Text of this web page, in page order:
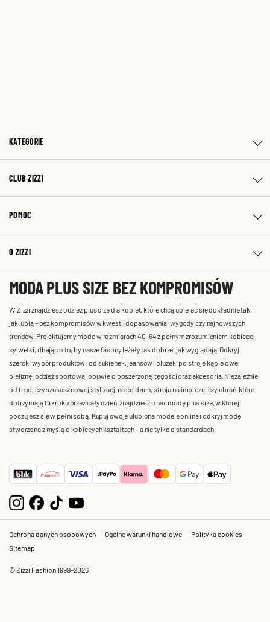
KATEGORIE
CLUB ZIZZI
POMOC
O ZIZZI
MODA PLUS SIZE BEZ KOMPROMISÓW
W Zizzi znajdziesz odzież plus size dla kobiet, które chcą ubierać się dokładnie tak,
jak lubią – bez kompromisów w kwestii dopasowania, wygody czy najnowszych
trendów. Projektujemy modę w rozmiarach 40-64 z pełnym zrozumieniem kobiecej
sylwetki, dbając o to, by nasze fasony leżały tak dobrze, jak wyglądają. Odkryj
szeroki wybór produktów: od sukienek, jeansów i bluzek, po stroje kąpielowe,
bieliznę, odzież sportową, obuwie o poszerzonej tęgości oraz akcesoria. Niezależnie
od tego, czy szukasz nowej stylizacji na co dzień, stroju na imprezę, czy ubrań, które
dotrzymają Ci kroku przez cały dzień, znajdziesz u nas modę plus size, w której
poczujesz się w pełni sobą. Kupuj swoje ulubione modele online i odkryj modę
stworzoną z myślą o kobiecych kształtach – a nie tylko o standardach.
Ochrona danych osobowych Ogólne warunki handlowe
Polityka cookies
Sitemap
© Zizzi Fashion 1999-2026